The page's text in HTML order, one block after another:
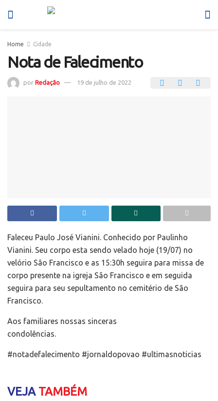
Home Cidade
Nota de Falecimento
por Redação 19 de julho de 2022
Faleceu Paulo José Vianini. Conhecido por Paulinho
Vianini. Seu corpo esta sendo velado hoje (19/07) no
velório São Francisco e as 15:30h seguira para missa de
corpo presente na igreja São Francisco e em seguida
seguira para seu sepultamento no cemitério de São
Francisco.
Aos familiares nossas sinceras
condolências.
#notadefalecimento #jornaldopovao #ultimasnoticias
VEJATAMBÉM